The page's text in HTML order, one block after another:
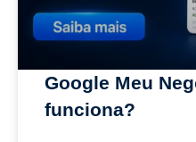
Google Meu
funciona?